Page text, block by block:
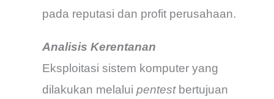
pada reputasi dan profit perusahaan.
Analisis Kerentanan
Eksploitasi sistem komputer yang
dilakukan melaluipentestbertujuan